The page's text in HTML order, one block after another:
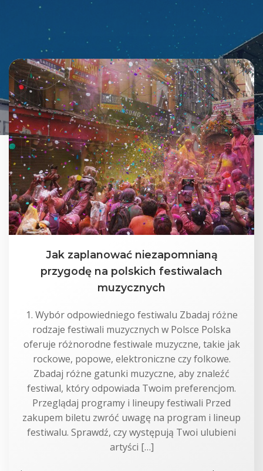
Jak zaplanować niezapomnianą
przygodę na polskich festiwalach
muzycznych
1. Wybór odpowiedniego festiwalu Zbadaj różne
rodzaje festiwali muzycznych w Polsce Polska
oferuje różnorodne festiwale muzyczne, takie jak
rockowe, popowe, elektroniczne czy folkowe.
Zbadaj różne gatunki muzyczne, aby znaleźć
festiwal, który odpowiada Twoim preferencjom.
Przeglądaj programy i lineupy festiwali Przed
zakupem biletu zwróć uwagę na program i lineup
festiwalu. Sprawdź, czy występują Twoi ulubieni
artyści […]